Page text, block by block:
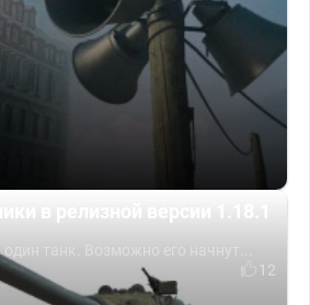
в релизной версии 1.18.1
один танк. Возможно его начнут...
12